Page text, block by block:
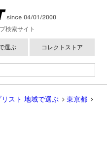
検索サイト
選ぶ コレクトストア
スト 地域で選ぶ
東京都